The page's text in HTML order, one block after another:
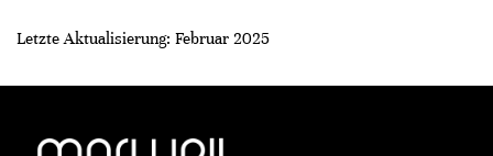
Letzte Aktualisierung: Februar 2025